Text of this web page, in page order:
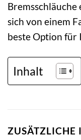
Bremsschläuche
sich von einem
beste Option für
Inhalt
ZUSÄTZLICHE